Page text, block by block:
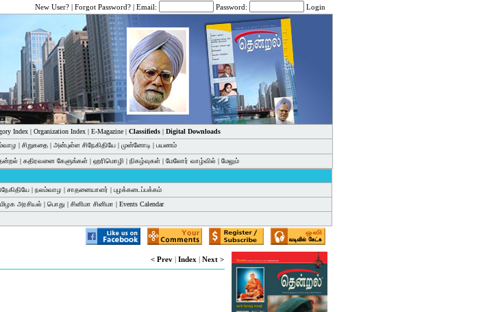
New User? | Forgot Password? | Email: Password: Login
Index| Organization Index| E-Magazine| Classifieds| Digital Downloads
| சிறுகதை | அன்புள்ள சிநேகிதியே | முன்னோடி | பயணம்
| கதிரவனை கேளுங்கள் | ஹரிமொழி | நிகழ்வுகள் | மேலோர் வாழ்வில் | மேலும்
| நலம்வாழ | சாதனையாளர் | புழக்கடைப்பக்கம்
அரசியல் | பொது | சினிமா சினிமா | Events Calendar
< Prev | Index | Next >